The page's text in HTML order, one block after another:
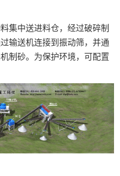
集中送进料仓，经过破碎制
输送机连接到振动筛，并通
制砂。为保护环境，可配置